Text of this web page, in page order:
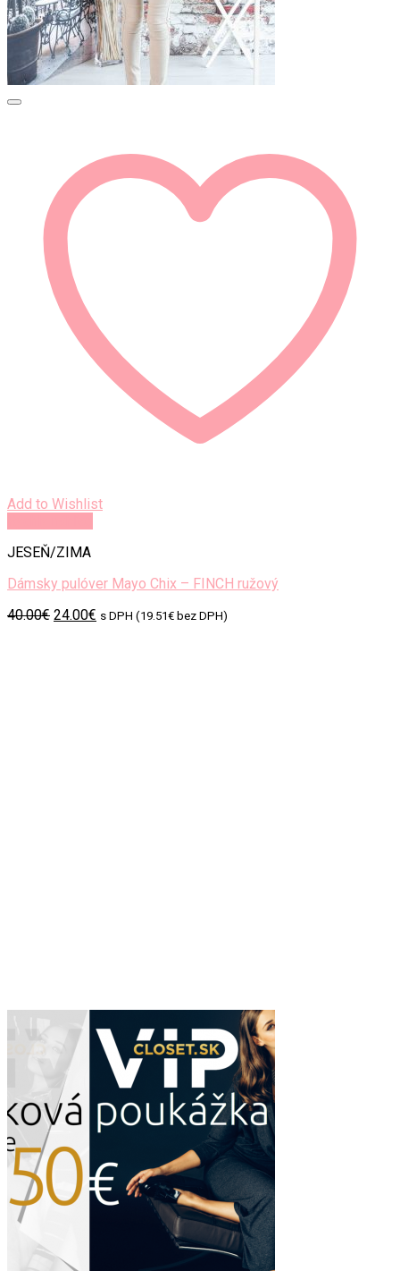
Add to Wishlist
JESEŇ/ZIMA
Dámsky pulóver Mayo Chix – FINCH ružový
40.00€ Original
24.00€ Current
s DPH (19.51€ bez DPH)